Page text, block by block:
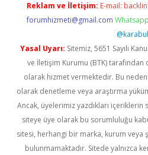
Reklam ve İletişim: E-mail:
forumhizmeti@gmail.com
@karabul
Yasal Uyarı: Sitemiz, 5651 Sayılı
ve İletişim Kurumu (BTK) tarafından
olarak hizmet vermektedir. Bu
olarak denetleme veya araştırma
Ancak, üyelerimiz yazdıkları
siteye üye olarak bu sorumluluğu
sitesi, herhangi bir marka, kurum veya
bulunmamaktadır. Sitede yalnızca